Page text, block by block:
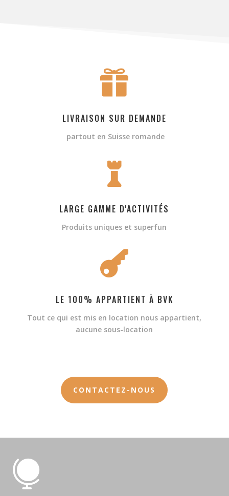

LIVRAISON SUR DEMANDE
partout en Suisse romande

LARGE GAMME D'ACTIVITÉS
Produits uniques et superfun

LE 100% APPARTIENT À BVK
Tout ce qui est mis en location nous appartient,
aucune sous-location
CONTACTEZ-NOUS
